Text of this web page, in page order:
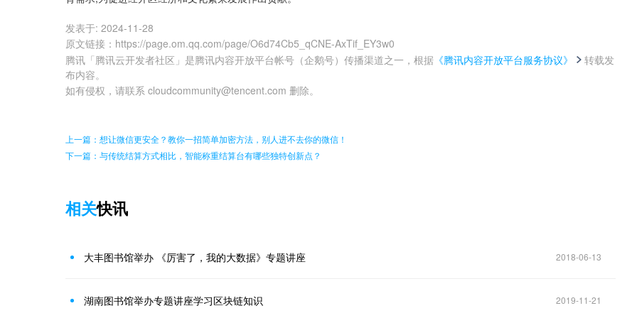
发表于: 2024-11-28
原文链接 ： https://page.om.qq.com/page/O6d74Cb5_qCNE-AxTif_EY3w0
腾讯「腾讯云开发者社区」是腾讯内容开放平台帐号（企鹅号）传播渠道之一，根据 《腾讯内容开放平台服务协议》
转载发
布内容。
如有侵权，请联系 cloudcommunity@tencent.com 删除。
上一篇：想让微信更安全？教你一招简单加密方法，别人进不去你的微信！
下一篇：与传统结算方式相比，智能称重结算台有哪些独特创新点？
相关快讯
大丰图书馆举办 《厉害了，我的大数据》专题讲座 2018-06-13
湖南图书馆举办专题讲座学习区块链知识 2019-11-21